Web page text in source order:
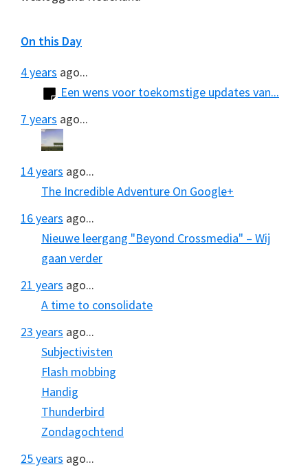
On this Day
4 years ago...
Een wens voor toekomstige updates van...
7 years ago...
14 years ago...
The Incredible Adventure On Google+
16 years ago...
Nieuwe leergang "Beyond Crossmedia" – Wij
gaan verder
21 years ago...
A time to consolidate
23 years ago...
Subjectivisten
Flash mobbing
Handig
Thunderbird
Zondagochtend
25 years ago...